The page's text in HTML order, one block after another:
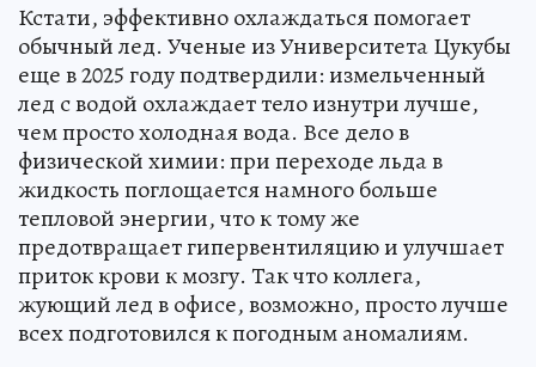
Кстати, эффективно охлаждаться помогает
обычный лед. Ученые из Университета Цукубы
еще в 2025 году подтвердили: измельченный
лед с водой охлаждает тело изнутри лучше,
чем просто холодная вода. Все дело в
физической химии: при переходе льда в
жидкость поглощается намного больше
тепловой энергии, что к тому же
предотвращает гипервентиляцию и улучшает
приток крови к мозгу. Так что коллега,
жующий лед в офисе, возможно, просто лучше
всех подготовился к погодным аномалиям.